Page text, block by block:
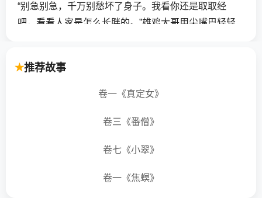
“别急别急，千万别愁坏了身子。我看你还是取取经
吧，看看人家是怎么长胖的。”雄鸡大哥用尖嘴巴轻轻
母鸡大嫂觉得雄鸡大哥的话有道理，第二天一早，她
早晨的空气甜丝丝的，又新鲜又凉爽。要是在平时
吃。可现在，哪儿顾得上吃饭？她急急忙忙地走着，
推荐故事
卷一《真定女》
卷三《番僧》
卷七《小翠》
卷一《焦螟》